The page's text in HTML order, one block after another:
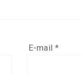
E-mail*